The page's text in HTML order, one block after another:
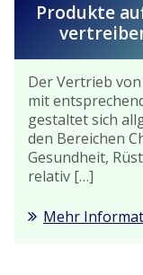
Produkte
Der Vertrieb
mit
gestaltet sich
den Bereichen
Gesundheit,
relativ […]
Mehr